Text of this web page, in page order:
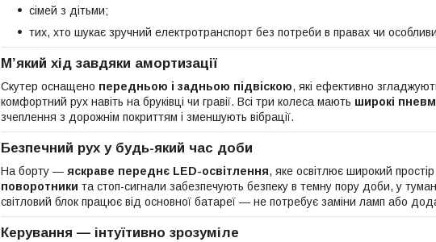
сімей з дітьми;
тих, хто шукає зручний електротранспорт без потреби в правах чи
М’який хід завдяки амортизації
Скутер оснащено передньою і задньою підвіскою, які ефективно
комфортний рух навіть на бруківці чи гравії. Всі три колеса мають широкі
зчеплення з дорожнім покриттям і зменшують вібрації.
Безпечний рух у будь-який час доби
На борту — яскраве переднє LED-освітлення, яке освітлює широкий
поворотники та стоп-сигнали забезпечують безпеку в темну пору доби, у
світловий блок працює від основної батареї — не потребує заміни ламп або
Керування — інтуїтивно зрозуміле